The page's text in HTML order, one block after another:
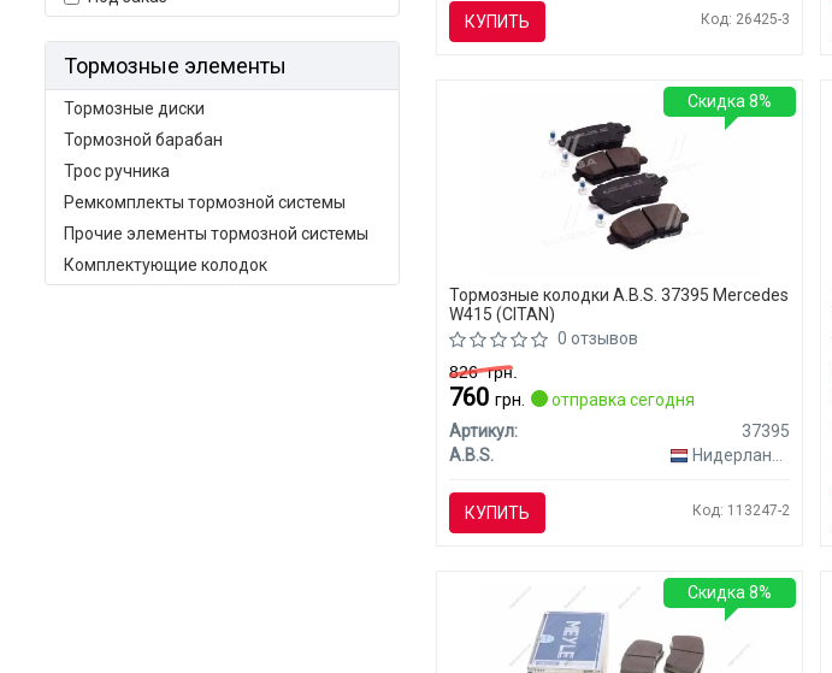
Тормозные элементы
Тормозные диски
Тормозной барабан
Трос ручника
Ремкомплекты тормозной системы
Прочие элементы тормозной системы
Комплектующие колодок
КУПИТЬ Код: 26425-3
Тормозные колодки A.B.S. 37395 Mercedes
W415 (CITAN)
0 отзывов
826грн.
760 грн.
отправка сегодня
Артикул:
37395
A.B.S.
Нидерланды
КУПИТЬ Код: 113247-2
Скидка 8%
Скидка 8%